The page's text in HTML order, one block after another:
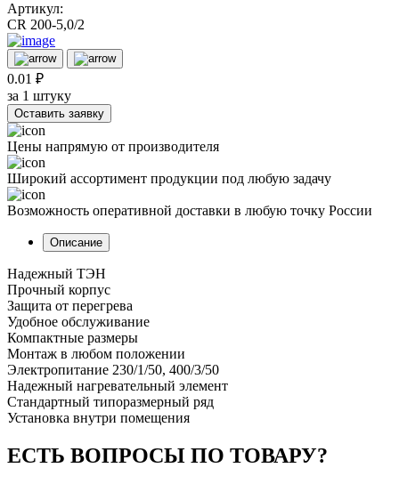
Артикул:
CR 200-5,0/2
0.01 ₽
за 1 штуку
Оставить заявку
Цены напрямую от производителя
Широкий ассортимент продукции под любую задачу
Возможность оперативной доставки в любую точку России
Описание
Надежный ТЭН
Прочный корпус
Защита от перегрева
Удобное обслуживание
Компактные размеры
Монтаж в любом положении
Электропитание 230/1/50, 400/3/50
Надежный нагревательный элемент
Стандартный типоразмерный ряд
Установка внутри помещения
ЕСТЬ ВОПРОСЫ ПО ТОВАРУ?